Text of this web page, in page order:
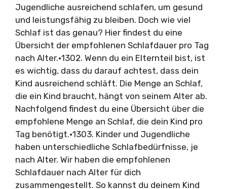
Jugendliche ausreichend schlafen, um gesund
und leistungsfähig zu bleiben. Doch wie viel
Schlaf ist das genau? Hier findest du eine
Übersicht der empfohlenen Schlafdauer pro Tag
nach Alter.•1302. Wenn du ein Elternteil bist, ist
es wichtig, dass du darauf achtest, dass dein
Kind ausreichend schläft. Die Menge an Schlaf,
die ein Kind braucht, hängt von seinem Alter ab.
Nachfolgend findest du eine Übersicht über die
empfohlene Menge an Schlaf, die dein Kind pro
Tag benötigt.•1303. Kinder und Jugendliche
haben unterschiedliche Schlafbedürfnisse, je
nach Alter. Wir haben die empfohlenen
Schlafdauer nach Alter für dich
zusammengestellt. So kannst du deinem Kind